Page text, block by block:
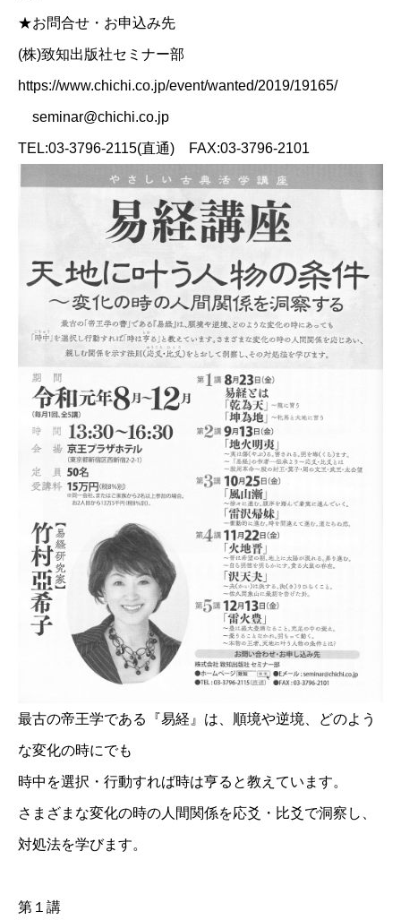
★お問合せ・お申込み先
(株)致知出版社セミナー部
https://www.chichi.co.jp/event/wanted/2019/19165/
seminar@chichi.co.jp
TEL:03-3796-2115(直通) FAX:03-3796-2101
最古の帝王学である『易経』は、順境や逆境、どのよう
な変化の時にでも
時中を選択・行動すれば時は亨ると教えています。
さまざまな変化の時の人間関係を応爻・比爻で洞察し、
対処法を学びます。
第１講